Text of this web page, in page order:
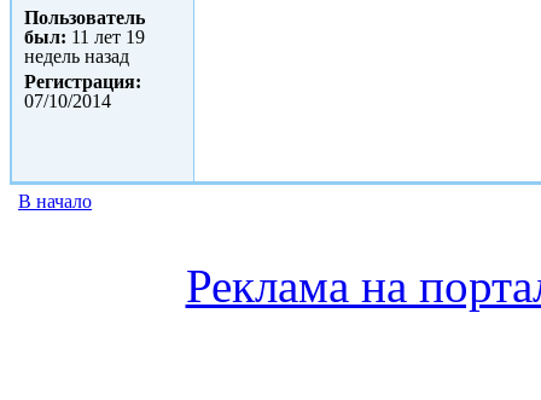
Пользователь
был: 11 лет 19
недель назад
Регистрация:
07/10/2014
В начало
Реклама на